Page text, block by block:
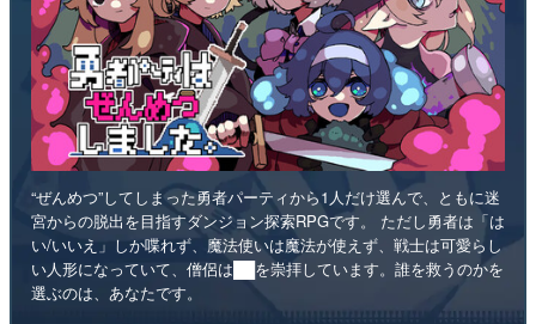
“ぜんめつ”してしまった勇者パーティから1人だけ選んで、ともに迷
宮からの脱出を目指すダンジョン探索RPGです。 ただし勇者は「は
い/いいえ」しか喋れず、魔法使いは魔法が使えず、戦士は可愛らし
い人形になっていて、僧侶は██を崇拝しています。誰を救うのかを
選ぶのは、あなたです。